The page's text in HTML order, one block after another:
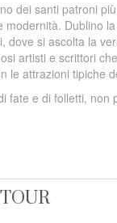
dei santi patroni
Dublino
dove si ascolta la
artisti e scrittori
le attrazioni tipiche
fate e di folletti,
TOUR